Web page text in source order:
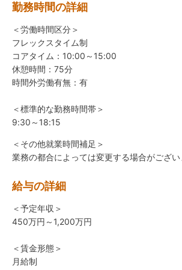
勤務時間の詳細
＜労働時間区分＞
フレックスタイム制
コアタイム：10:00～15:00
休憩時間：75分
時間外労働有無：有
＜標準的な勤務時間帯＞
9:30～18:15
＜その他就業時間補足＞
業務の都合によっては変更する場合がござ
給与の詳細
＜予定年収＞
450万円～1,200万円
＜賃金形態＞
月給制